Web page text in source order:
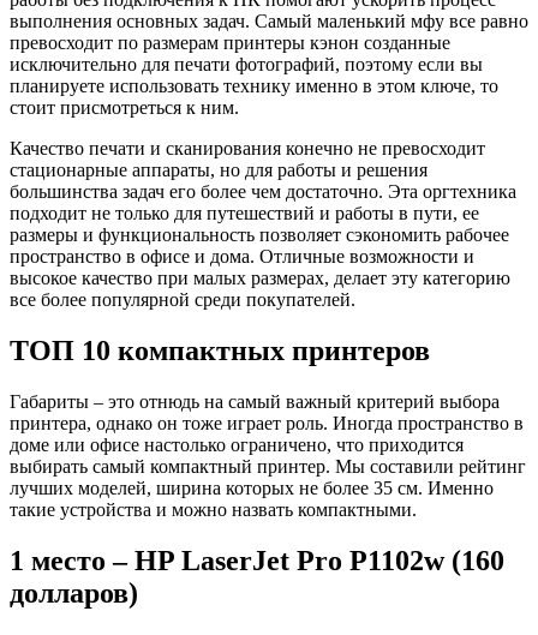
выполнения основных задач. Самый маленький мфу все равно
превосходит по размерам принтеры кэнон созданные
исключительно для печати фотографий, поэтому если вы
планируете использовать технику именно в этом ключе, то
стоит присмотреться к ним.
Качество печати и сканирования конечно не превосходит
стационарные аппараты, но для работы и решения
большинства задач его более чем достаточно. Эта оргтехника
подходит не только для путешествий и работы в пути, ее
размеры и функциональность позволяет сэкономить рабочее
пространство в офисе и дома. Отличные возможности и
высокое качество при малых размерах, делает эту категорию
все более популярной среди покупателей.
ТОП 10 компактных принтеров
Габариты – это отнюдь на самый важный критерий выбора
принтера, однако он тоже играет роль. Иногда пространство в
доме или офисе настолько ограничено, что приходится
выбирать самый компактный принтер. Мы составили рейтинг
лучших моделей, ширина которых не более 35 см. Именно
такие устройства и можно назвать компактными.
1 место – HP LaserJet Pro P1102w (160
долларов)